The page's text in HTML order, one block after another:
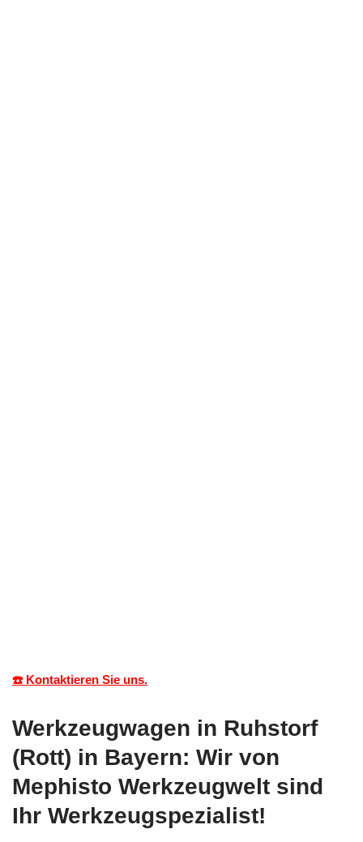
☎️ Kontaktieren Sie uns.
Werkzeugwagen in Ruhstorf
(Rott) in Bayern: Wir von
Mephisto Werkzeugwelt sind
Ihr Werkzeugspezialist!